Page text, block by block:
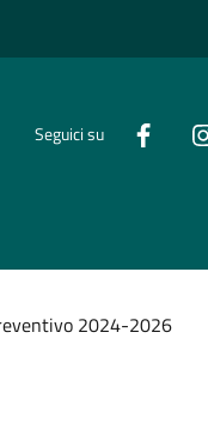
Seguici su
2024-2026